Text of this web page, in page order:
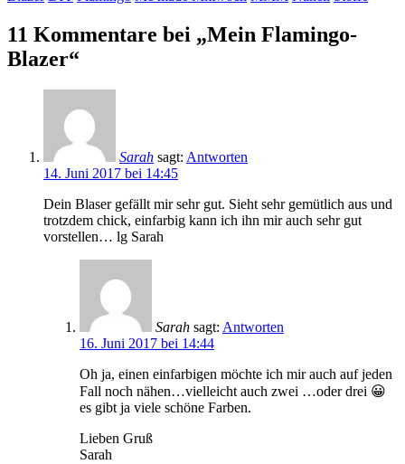
11 Kommentare bei „Mein Flamingo-
Blazer“
Sarah sagt: Antworten
14. Juni 2017 bei 14:45
Dein Blaser gefällt mir sehr gut. Sieht sehr gemütlich aus und
trotzdem chick, einfarbig kann ich ihn mir auch sehr gut
vorstellen… lg Sarah
Sarah sagt: Antworten
16. Juni 2017 bei 14:44
Oh ja, einen einfarbigen möchte ich mir auch auf jeden
Fall noch nähen…vielleicht auch zwei …oder drei 😀
es gibt ja viele schöne Farben.
Lieben Gruß
Sarah